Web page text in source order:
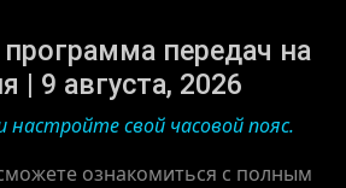
передач на
| 9 августа, 2026
настройте свой часовой пояс.
ознакомиться с полным